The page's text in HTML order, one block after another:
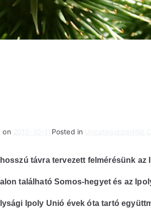
on Posted in
távra tervezett felmérésünk
található Somos-hegyet és az
Ipoly Unió évek óta tartó